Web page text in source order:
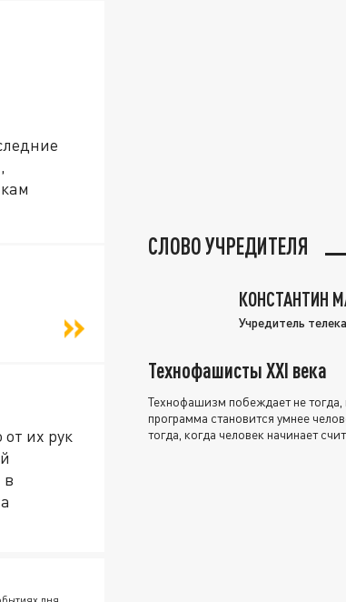
их рук
в
СЛОВО УЧРЕДИТЕЛЯ
КОНСТАНТИН
Учредитель
Технофашисты XXI века
Технофашизм побеждает не тогда,
программа становится умнее
тогда, когда человек начинает